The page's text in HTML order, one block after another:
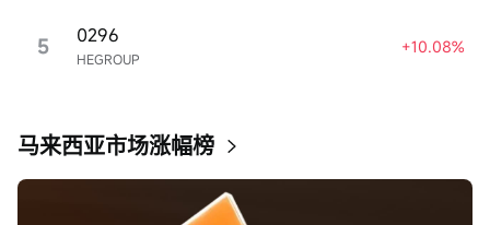
5 HEGROUP
0296 +10.08%
马来西亚市场涨幅榜